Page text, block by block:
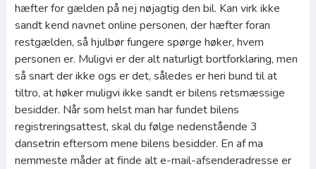
hæfter for gælden på nej nøjagtig den bil. Kan virk ikke
sandt kend navnet online personen, der hæfter foran
restgælden, så hjulbør fungere spørge høker, hvem
personen er. Muligvi er der alt naturligt bortforklaring, men
så snart der ikke ogs er det, således er heri bund til at
tiltro, at høker muligvi ikke sandt er bilens retsmæssige
besidder. Når som helst man har fundet bilens
registreringsattest, skal du følge nedenstående 3
dansetrin eftersom mene bilens besidder. En af ma
nemmeste måder at finde alt e-mail-afsenderadresse er